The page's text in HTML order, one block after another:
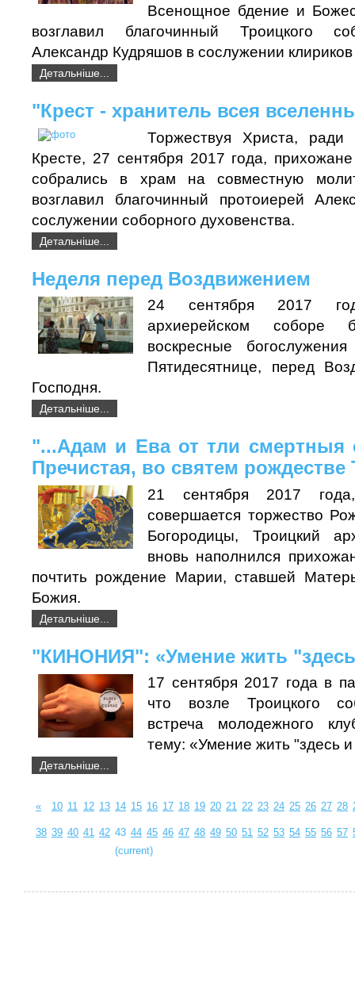
Всенощное бдение и
возглавил благочинный Троицкого
Александр Кудряшов в сослужении
Детальніше...
"Крест - хранитель всея
Торжествуя Христа, ради
Кресте, 27 сентября 2017 года,
собрались в храм на совместную
возглавил благочинный протоиерей
сослужении соборного духовенства.
Детальніше...
Неделя перед Воздвижением
24 сентября 2017
архиерейском соборе
воскресные
Пятидесятнице, перед
Господня.
Детальніше...
"...Адам и Ева от тли смертныя
Пречистая, во святем
21 сентября 2017
совершается торжество
Богородицы, Троицкий
вновь наполнился
почтить рождение Марии, ставшей
Божия.
Детальніше...
"КИНОНИЯ": «Умение жить ʺздесь
17 сентября 2017 года в
что возле Троицкого
встреча молодежного
тему: «Умение жить ʺздесь и
Детальніше...
« 10 11 12 13 14 15 16 17 18 19 20 21 22 23 24 25 26 27 28
38 39 40 41 42 43
(current)
44 45 46 47 48 49 50 51 52 53 54 55 56 57